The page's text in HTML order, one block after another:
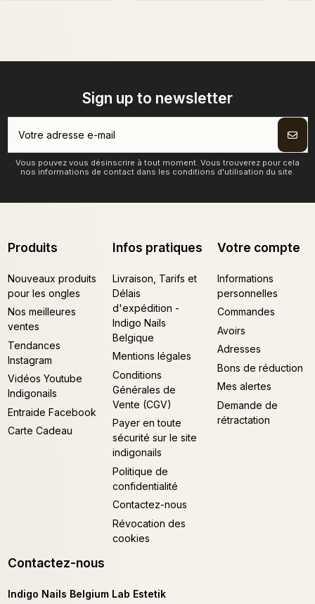
Sign up to newsletter
Vous pouvez vous désinscrire à tout moment. Vous trouverez pour cela
nos informations de contact dans les conditions d'utilisation du site.
Produits
Nouveaux produits
pour les ongles
Nos meilleures
ventes
Tendances
Instagram
Vidéos Youtube
Indigonails
Entraide Facebook
Carte Cadeau
Infos pratiques
Livraison, Tarifs et
Délais
d'expédition -
Indigo Nails
Belgique
Mentions légales
Conditions
Générales de
Vente (CGV)
Payer en toute
sécurité sur le site
indigonails
Politique de
confidentialité
Contactez-nous
Révocation des
cookies
Votre compte
Informations
personnelles
Commandes
Avoirs
Adresses
Bons de réduction
Mes alertes
Demande de
rétractation
Contactez-nous
Indigo Nails Belgium Lab Estetik